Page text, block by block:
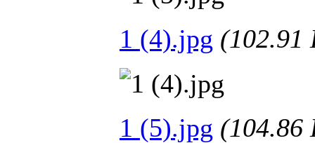
1 (4).jpg (102.91
1 (5).jpg (104.86